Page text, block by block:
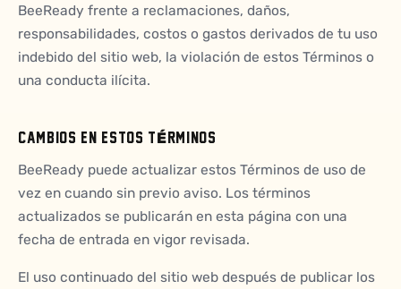
BeeReady frente a reclamaciones, daños,
responsabilidades, costos o gastos derivados de tu uso
indebido del sitio web, la violación de estos Términos o
una conducta ilícita.
CAMBIOS EN ESTOS TÉRMINOS
BeeReady puede actualizar estos Términos de uso de
vez en cuando sin previo aviso. Los términos
actualizados se publicarán en esta página con una
fecha de entrada en vigor revisada.
El uso continuado del sitio web después de publicar los